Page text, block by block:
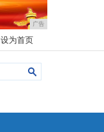
广告
设为首页